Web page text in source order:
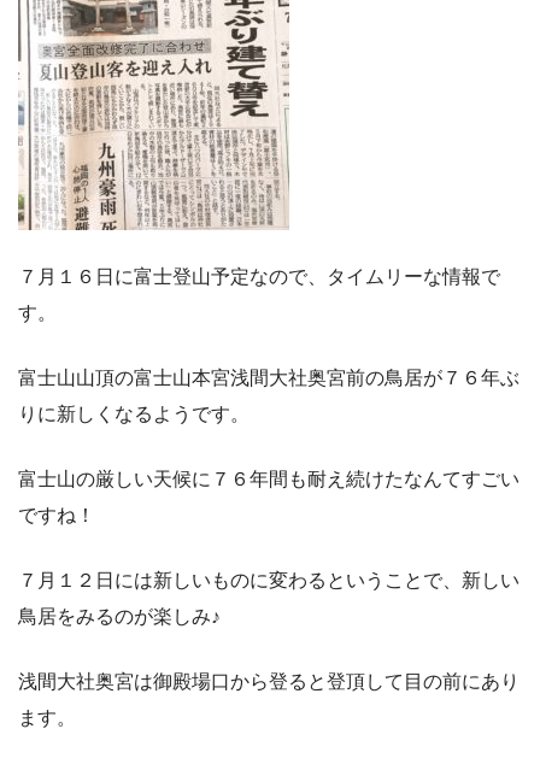
７月１６日に富士登山予定なので、タイムリーな情報で
す。
富士山山頂の富士山本宮浅間大社奥宮前の鳥居が７６年ぶ
りに新しくなるようです。
富士山の厳しい天候に７６年間も耐え続けたなんてすごい
ですね！
７月１２日には新しいものに変わるということで、新しい
鳥居をみるのが楽しみ♪
浅間大社奥宮は御殿場口から登ると登頂して目の前にあり
ます。